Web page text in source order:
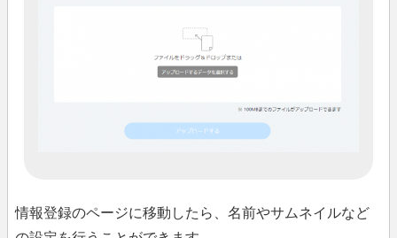
情報登録のページに移動したら、名前やサムネイルなど